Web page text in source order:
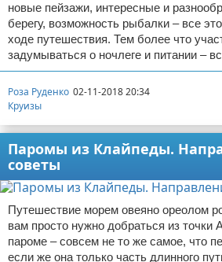
Направления отдыха
Что посетить
Авиаперелеты
Полезное для туристов
Отдых на природе
Аренда автомобилей
Для правообладателей
Условия предоставления
Отказ от ответственности
новые пейзажи, интересные и
берегу, возможность рыбалки – все
ходе путешествия. Тем более что
задумываться о ночлеге и питании –
Роза Руденко 02-11-2018 20:34
Круизы
Паромы из Клайпеды.
советы
Путешествие морем овеяно ореолом
вам просто нужно добраться из точки
пароме – совсем не то же самое, что
если же она только часть длинного